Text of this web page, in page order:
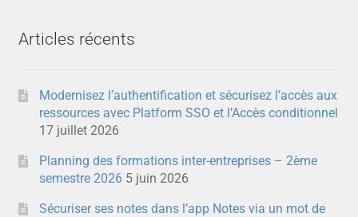
Articles récents
Modernisez l’authentification et sécurisez l’accès aux
ressources avec Platform SSO et l’Accès conditionnel
17 juillet 2026
Planning des formations inter-entreprises – 2ème
semestre 2026 5 juin 2026
Sécuriser ses notes dans l’app Notes via un mot de